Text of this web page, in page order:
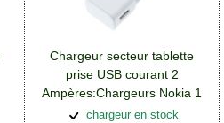
Chargeur secteur tablette
prise USB courant 2
Ampères:Chargeurs Nokia 1
chargeur en stock